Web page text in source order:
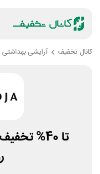
کانال تخفیف آرایشی بهداشتی
تا 40%